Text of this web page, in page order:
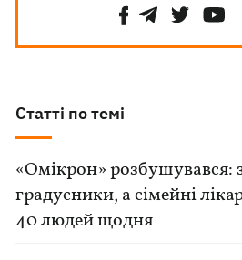
Статті по темі
«Омікрон» розбушувався:
градусники, а сімейні
40 людей щодня